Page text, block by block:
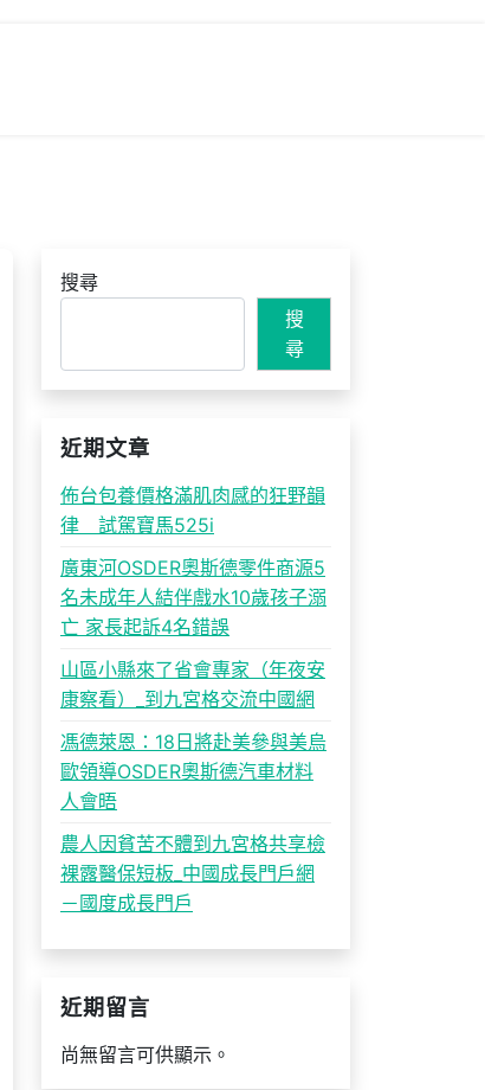
搜尋
搜
尋
近期文章
佈台包養價格滿肌肉感的狂野韻
律 試駕寶馬525i
廣東河OSDER奧斯德零件商源5
名未成年人結伴戲水10歲孩子溺
亡 家長起訴4名錯誤
山區小縣來了省會專家（年夜安
康察看）_到九宮格交流中國網
馮德萊恩：18日將赴美參與美烏
歐領導OSDER奧斯德汽車材料
人會晤
農人因貧苦不體到九宮格共享檢
裸露醫保短板_中國成長門戶網
－國度成長門戶
近期留言
尚無留言可供顯示。